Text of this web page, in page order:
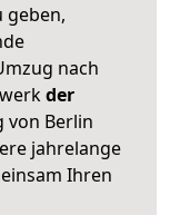
geben,
nach
der
von Berlin
jahrelange
Ihren